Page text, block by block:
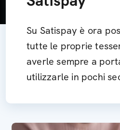
Su Satispay è ora
tutte le proprie
averle sempre a
utilizzarle in pochi